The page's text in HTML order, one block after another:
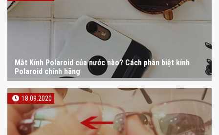
Mắt Kính Polaroid của nước nào? Cách phân biệt kính
Polaroid chính hãng
18.09.2020